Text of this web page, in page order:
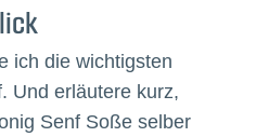
ich die wichtigsten
Und erläutere kurz,
Senf Soße selber